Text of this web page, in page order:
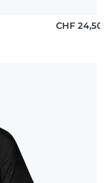
CHF 24,50